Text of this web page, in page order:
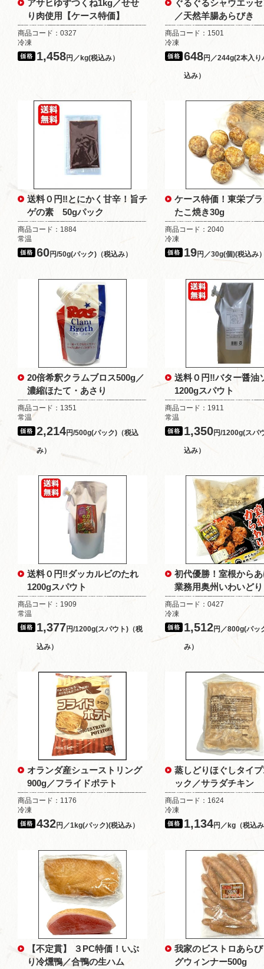
アサヒゆずつくね1kg／せせ
り肉使用【ケース特価】
商品コード：0327
冷凍
1,458円／kg(税込み）
ぐるぐるシャウエッ
／天然羊腸あらびき
商品コード：1501
冷凍
648円／244g(2本入り
込み）
送料０円‼とにかく甘辛！旨チ
ゲの素 50gパック
商品コード：1884
常温
60円/50g(パック)（税込み）
ケース特価！東栄ブ
たこ焼き30g
商品コード：2040
冷凍
19円／30g(個)(税込み
20倍希釈クラムブロス500g／
濃縮ほたて・あさり
商品コード：1351
常温
2,214円/500g(パック)（税込
み）
送料０円‼バター醤
1200gスパウト
商品コード：1911
常温
1,350円/1200g(スパ
込み）
送料０円‼ダッカルビのたれ
1200gスパウト
商品コード：1909
常温
1,377円/1200g(スパウト)（税
込み）
初代優勝！室根から
業務用奥州いわいどり
商品コード：0427
冷凍
1,512円／800g(パッ
み）
オランダ産シューストリング
900g／フライドポテト
商品コード：1176
冷凍
432円／1kg(パック)(税込み）
蒸しどりほぐしタイ
ック／サラダチキン
商品コード：1624
冷凍
1,134円／kg（税込
【不定貫】 ３PC特価！いぶ
り冷燻鴨／合鴨の生ハム
我家のビストロあら
グウィンナー500g